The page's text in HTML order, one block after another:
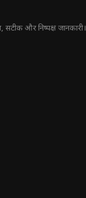
और निष्पक्ष जानकारी।